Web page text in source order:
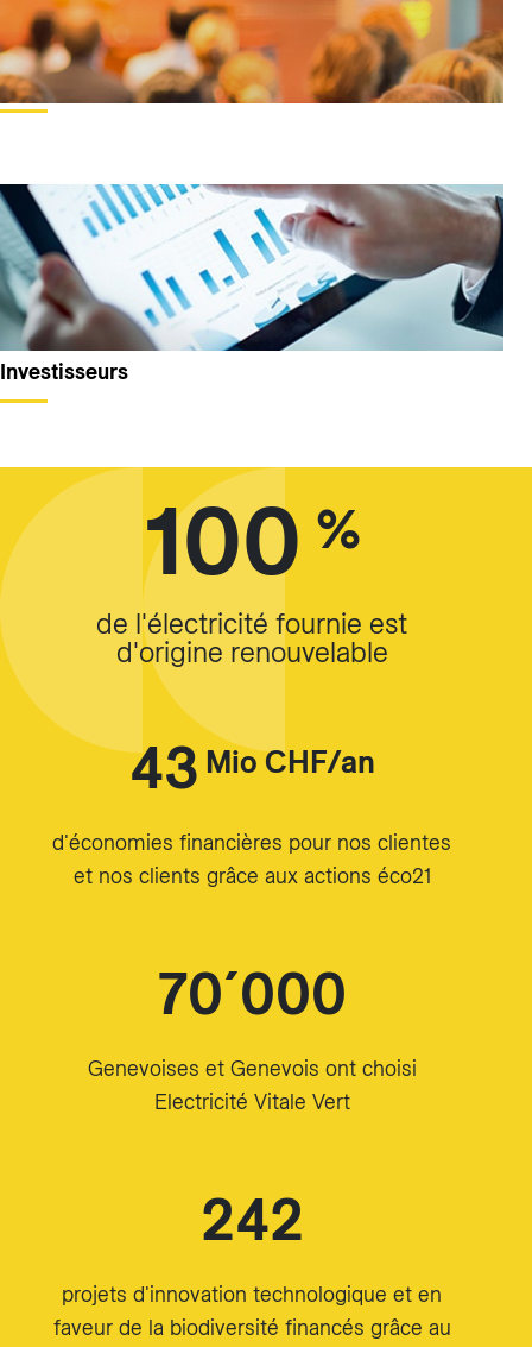
Investisseurs
100%
de l'électricité fournie est
d'origine renouvelable
43Mio CHF/an
d'économies financières pour nos clientes
et nos clients grâce aux actions éco21
70´000
Genevoises et Genevois ont choisi
Electricité Vitale Vert
242
projets d'innovation technologique et en
faveur de la biodiversité financés grâce au